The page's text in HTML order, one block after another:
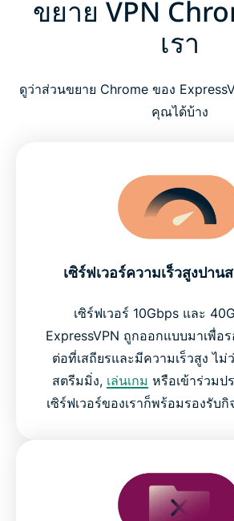
ขยาย VPN
เรา
ดูว่าส่วนขยาย Chrome ของ
คุณได้บ้าง
เซิร์ฟเวอร์ความเร็วสูงปาน
เซิร์ฟเวอร์ 10Gbps และ
ExpressVPN ถูกออกแบบมาเพื่อ
ต่อที่เสถียรและมีความเร็วสูง ไ
สตรีมมิ่ง, เล่นเกม หรือเข้าร่วม
เซิร์ฟเวอร์ของเราก็พร้อมรองรับ